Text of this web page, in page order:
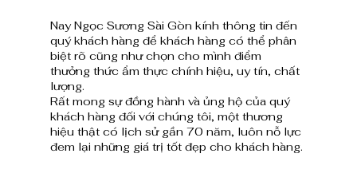
Nay Ngọc Sương Sài Gòn kính thông tin đến
quý khách hàng để khách hàng có thể phân
biệt rõ cũng như chọn cho mình điểm
thưởng thức ẩm thực chính hiệu, uy tín, chất
lượng.
Rất mong sự đồng hành và ủng hộ của quý
khách hàng đối với chúng tôi, một thương
hiệu thật có lịch sử gần 70 năm, luôn nỗ lực
đem lại những giá trị tốt đẹp cho khách hàng.